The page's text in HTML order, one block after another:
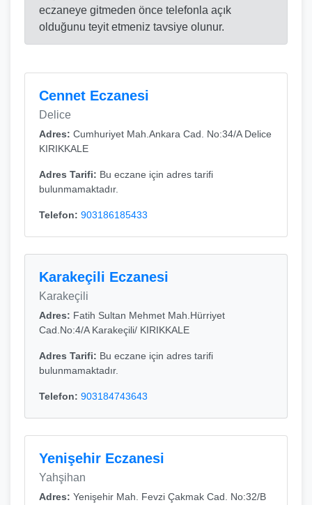
eczaneye gitmeden önce telefonla açık
olduğunu teyit etmeniz tavsiye olunur.
Cennet Eczanesi
Delice
Adres: Cumhuriyet Mah.Ankara Cad. No:34/A Delice
KIRIKKALE
Adres Tarifi: Bu eczane için adres tarifi
bulunmamaktadır.
Telefon: 903186185433
Karakeçili Eczanesi
Karakeçili
Adres: Fatih Sultan Mehmet Mah.Hürriyet
Cad.No:4/A Karakeçili/ KIRIKKALE
Adres Tarifi: Bu eczane için adres tarifi
bulunmamaktadır.
Telefon: 903184743643
Yenişehir Eczanesi
Yahşihan
Adres: Yenişehir Mah. Fevzi Çakmak Cad. No:32/B